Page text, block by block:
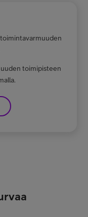
toimipisteen